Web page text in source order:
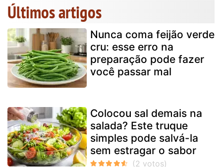
Últimos artigos
Nunca coma feijão verde
cru: esse erro na
preparação pode fazer
você passar mal
Colocou sal demais na
salada? Este truque
simples pode salvá-la
sem estragar o sabor